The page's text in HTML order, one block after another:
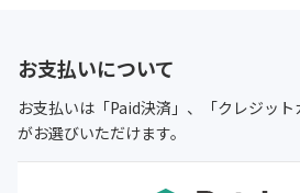
お支払いについて
お支払いは「Paid決済」、「クレジッ
がお選びいただけます。